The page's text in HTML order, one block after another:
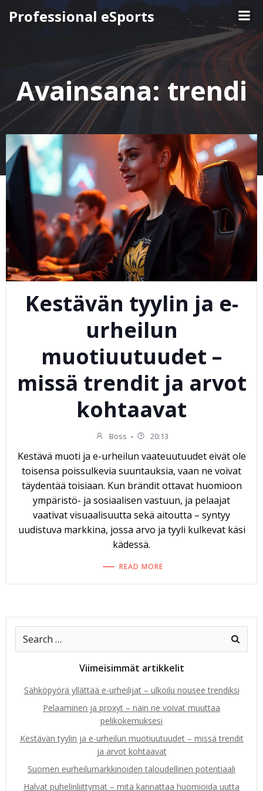
Skip
to
Professional eSports
Avainsana: trendi
Kestävän tyylin ja e-
urheilun
muotiuutuudet –
missä trendit ja arvot
kohtaavat
Boss - 20:13
Kestävä muoti ja e-urheilun vaateuutuudet eivät ole
toisensa poissulkevia suuntauksia, vaan ne voivat
täydentää toisiaan. Kun brändit ottavat huomioon
ympäristö- ja sosiaalisen vastuun, ja pelaajat
vaativat visuaalisuutta sekä aitoutta – syntyy
uudistuva markkina, jossa arvo ja tyyli kulkevat käsi
kädessä.
READ MORE
Viimeisimmät artikkelit
Sähköpyörä yllättää e-urheilijat – ulkoilu nousee trendiksi
Pelaaminen ja proxyt – näin ne voivat muuttaa
pelikokemuksesi
Kestävän tyylin ja e-urheilun muotiuutuudet – missä trendit
ja arvot kohtaavat
Suomen eurheilumarkkinoiden taloudellinen potentiaali
Halvat puhelinliittymät – mitä kannattaa huomioida uutta